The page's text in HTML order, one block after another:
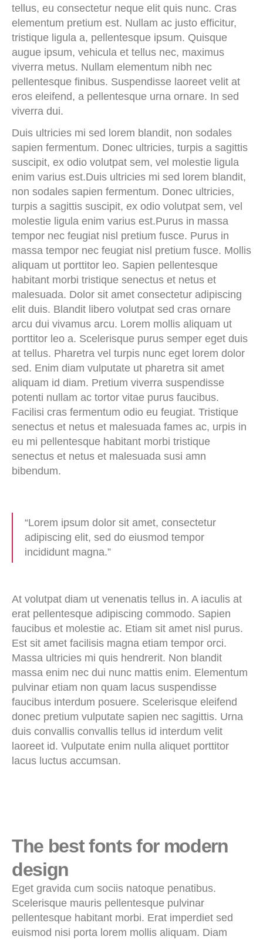
tellus, eu consectetur neque elit quis nunc. Cras
elementum pretium est. Nullam ac justo efficitur,
tristique ligula a, pellentesque ipsum. Quisque
augue ipsum, vehicula et tellus nec, maximus
viverra metus. Nullam elementum nibh nec
pellentesque finibus. Suspendisse laoreet velit at
eros eleifend, a pellentesque urna ornare. In sed
viverra dui.
Duis ultricies mi sed lorem blandit, non sodales
sapien fermentum. Donec ultricies, turpis a sagittis
suscipit, ex odio volutpat sem, vel molestie ligula
enim varius est.Duis ultricies mi sed lorem blandit,
non sodales sapien fermentum. Donec ultricies,
turpis a sagittis suscipit, ex odio volutpat sem, vel
molestie ligula enim varius est.Purus in massa
tempor nec feugiat nisl pretium fusce. Purus in
massa tempor nec feugiat nisl pretium fusce. Mollis
aliquam ut porttitor leo. Sapien pellentesque
habitant morbi tristique senectus et netus et
malesuada. Dolor sit amet consectetur adipiscing
elit duis. Blandit libero volutpat sed cras ornare
arcu dui vivamus arcu. Lorem mollis aliquam ut
porttitor leo a. Scelerisque purus semper eget duis
at tellus. Pharetra vel turpis nunc eget lorem dolor
sed. Enim diam vulputate ut pharetra sit amet
aliquam id diam. Pretium viverra suspendisse
potenti nullam ac tortor vitae purus faucibus.
Facilisi cras fermentum odio eu feugiat. Tristique
senectus et netus et malesuada fames ac, urpis in
eu mi pellentesque habitant morbi tristique
senectus et netus et malesuada susi amn
bibendum.
“Lorem ipsum dolor sit amet, consectetur
adipiscing elit, sed do eiusmod tempor
incididunt magna.”
At volutpat diam ut venenatis tellus in. A iaculis at
erat pellentesque adipiscing commodo. Sapien
faucibus et molestie ac. Etiam sit amet nisl purus.
Est sit amet facilisis magna etiam tempor orci.
Massa ultricies mi quis hendrerit. Non blandit
massa enim nec dui nunc mattis enim. Elementum
pulvinar etiam non quam lacus suspendisse
faucibus interdum posuere. Scelerisque eleifend
donec pretium vulputate sapien nec sagittis. Urna
duis convallis convallis tellus id interdum velit
laoreet id. Vulputate enim nulla aliquet porttitor
lacus luctus accumsan.
The best fonts for modern
design
Eget gravida cum sociis natoque penatibus.
Scelerisque mauris pellentesque pulvinar
pellentesque habitant morbi. Erat imperdiet sed
euismod nisi porta lorem mollis aliquam. Diam